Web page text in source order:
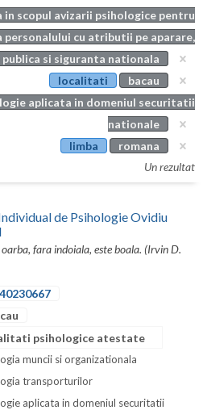
in scopul avizarii psihologice pentru
personalului cu atributii pe aparare,
si siguranta nationala
localitati
bacau
aplicata in domeniul securitatii
nationale
limba
romana
Un rezultat
de Psihologie Ovidiu
fara indoiala, este boala. (Irvin D.
psihologice atestate
muncii si organizationala
transporturilor
aplicata in domeniul securitatii